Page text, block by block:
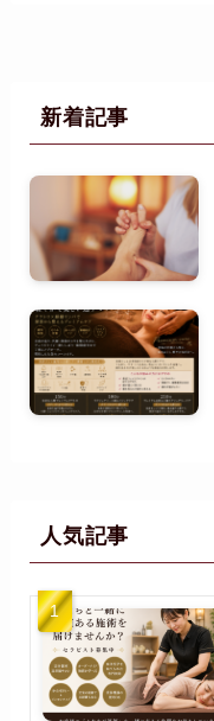
新着記事
人気記事